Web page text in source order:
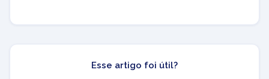
Esse artigo foi útil?